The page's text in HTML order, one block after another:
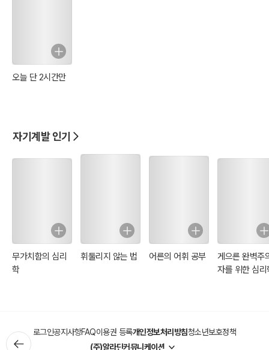
오늘 단 2시간만
자기계발 인기
무가치함의 심리
학
휘둘리지 않는 법 어른의 어휘 공부
게으른 완벽주
자를 위한 심리
로그인공지사항FAQ이용권 등록개인정보처리방침청소년보호정책
(주)알라딘커뮤니케이션